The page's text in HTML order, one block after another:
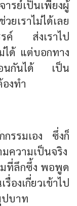
รย์เป็นเพียงผู้
ยเราไม่ได้เลย
รค์ ส่งเราไป
ได้ แต่บอกทาง
กันได้ เป็น
งทำ
กรรมเอง ซึ่งก็
ความเป็นจริง
ที่ลึกซึ้ง พอพูด
องเกี่ยวเข้าไป
ปบาท